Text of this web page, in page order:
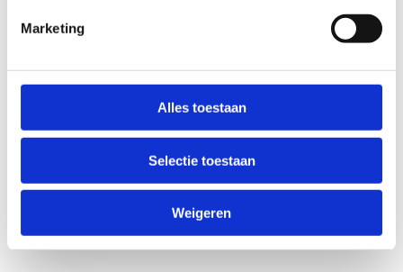
Marketing
Alles toestaan
Selectie toestaan
Weigeren
Anti-Robot Verification
Click to start verification
Verzend